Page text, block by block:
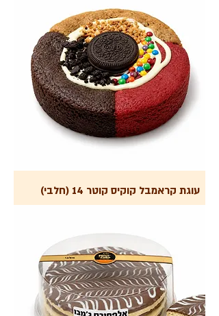
עוגת קראמבל קוקיס קוטר 14 (חלבי)